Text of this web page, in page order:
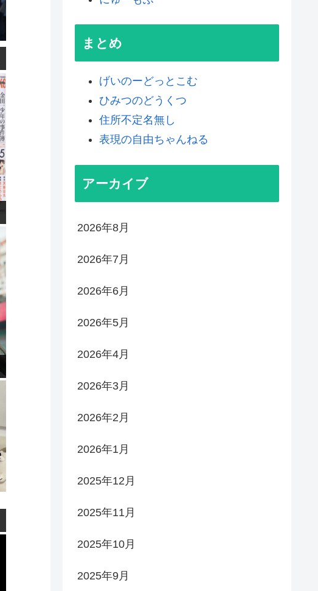
まとめ
げいのーどっとこむ
ひみつのどうくつ
住所不定名無し
表現の自由ちゃんねる
アーカイブ
2026年8月
2026年7月
2026年6月
2026年5月
2026年4月
2026年3月
2026年2月
2026年1月
2025年12月
2025年11月
2025年10月
2025年9月